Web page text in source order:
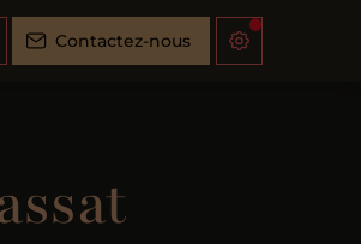
Contactez-nous